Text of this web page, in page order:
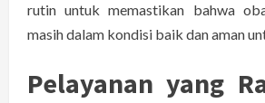
rutin untuk memastikan bahwa
masih dalam kondisi baik dan aman
Pelayanan yang